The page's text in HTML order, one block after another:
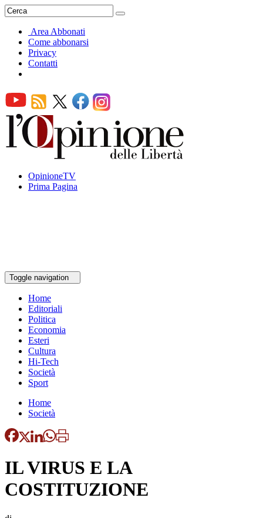
Area Abbonati
Come abbonarsi
Privacy
Contatti
OpinioneTV
Prima Pagina
Toggle navigation
Home
Editoriali
Politica
Economia
Esteri
Cultura
Hi-Tech
Società
Sport
Home
Società
IL VIRUS E LA
COSTITUZIONE